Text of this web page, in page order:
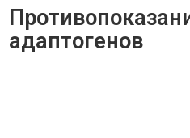
адаптогенов